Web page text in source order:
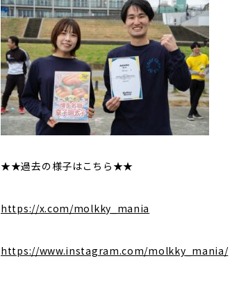
★★過去の様子はこちら★★
https://x.com/molkky_mania
https://www.instagram.com/molkky_mania/